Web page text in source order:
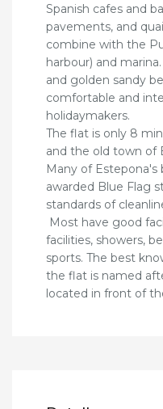
Spanish cafes and
pavements, and
combine with the
harbour) and
and golden sandy
comfortable and
holidaymakers.
The flat is only 8
and the old town of
Many of Estepona's
awarded Blue Flag
standards of
Most have good
facilities, showers,
sports. The best
the flat is named
located in front of